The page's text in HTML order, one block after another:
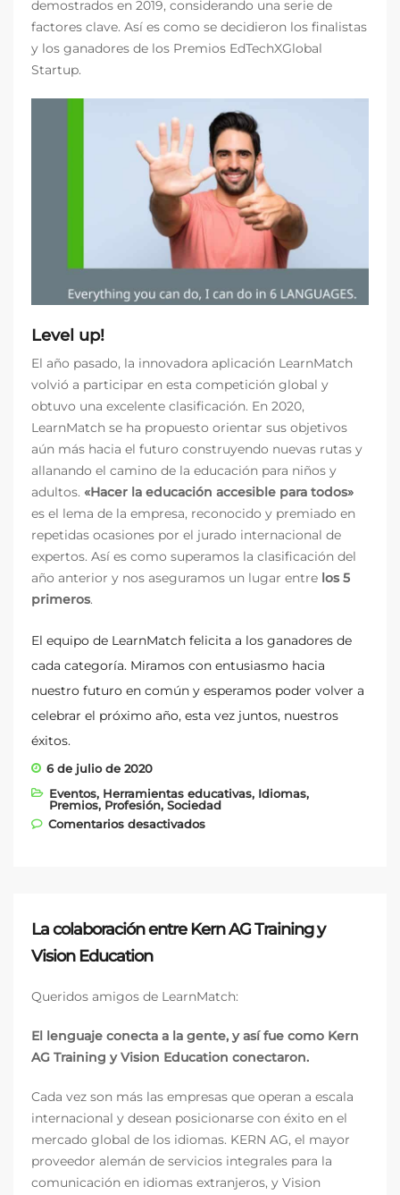
demostrados en 2019, considerando una serie de
factores clave. Así es como se decidieron los finalistas
y los ganadores de los Premios EdTechXGlobal
Startup.
Level up!
El año pasado, la innovadora aplicación LearnMatch
volvió a participar en esta competición global y
obtuvo una excelente clasificación. En 2020,
LearnMatch se ha propuesto orientar sus objetivos
aún más hacia el futuro construyendo nuevas rutas y
allanando el camino de la educación para niños y
adultos. «Hacer la educación accesible para todos»
es el lema de la empresa, reconocido y premiado en
repetidas ocasiones por el jurado internacional de
expertos. Así es como superamos la clasificación del
año anterior y nos aseguramos un lugar entre los 5
primeros.
El equipo de LearnMatch felicita a los ganadores de
cada categoría. Miramos con entusiasmo hacia
nuestro futuro en común y esperamos poder volver a
celebrar el próximo año, esta vez juntos, nuestros
éxitos.
6 de julio de 2020
Eventos, Herramientas educativas, Idiomas,
Premios, Profesión, Sociedad
Comentarios desactivadosen ¡Nos han votado como una
La colaboración entre Kern AG Training y
Vision Education
Queridos amigos de LearnMatch:
El lenguaje conecta a la gente, y así fue como Kern
AG Training y Vision Education conectaron.
Cada vez son más las empresas que operan a escala
internacional y desean posicionarse con éxito en el
mercado global de los idiomas. KERN AG, el mayor
proveedor alemán de servicios integrales para la
comunicación en idiomas extranjeros, y Vision